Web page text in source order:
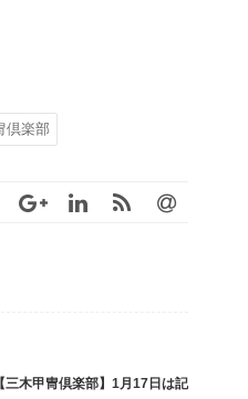
倶楽部
【三木甲冑倶楽部】1月17日は記